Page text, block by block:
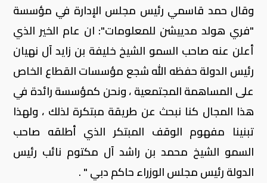
وقال حمد قاسمي رئيس مجلس الإدارة في مؤسسة
"فري هولد مدييشن للمعلومات": ان عام الخير الذي
أعلن عنه صاحب السمو الشيخ خليفة بن زايد آل نهيان
رئيس الدولة حفظه الله شجع مؤسسات القطاع الخاص
على المساهمة المجتمعية ، ونحن كمؤسسة رائدة في
هذا المجال كنا نبحث عن طريقة مبتكرة لذلك ، ولهذا
تبنينا مفهوم الوقف المبتكر الذي أطلقه صاحب
السمو الشيخ محمد بن راشد آل مكتوم نائب رئيس
الدولة رئيس مجلس الوزراء حاكم دبي " .